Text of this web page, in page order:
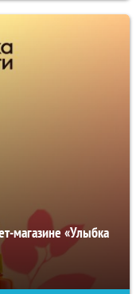
магазине «Улыбка